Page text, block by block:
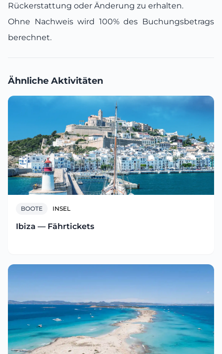
Rückerstattung oder Änderung zu erhalten.
Ohne Nachweis wird 100% des Buchungsbetrags
berechnet.
Ähnliche Aktivitäten
BOOTE INSEL
Ibiza — Fährtickets